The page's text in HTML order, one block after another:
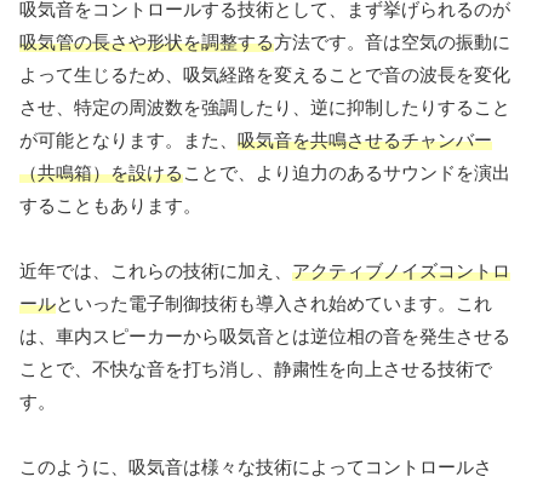
吸気音をコントロールする技術として、まず挙げられるのが
吸気管の長さや形状を調整する方法です。音は空気の振動に
よって生じるため、吸気経路を変えることで音の波長を変化
させ、特定の周波数を強調したり、逆に抑制したりすること
が可能となります。また、 吸気音を共鳴させるチャンバー
（共鳴箱）を設けることで、より迫力のあるサウンドを演出
することもあります。
近年では、これらの技術に加え、 アクティブノイズコントロ
ールといった電子制御技術も導入され始めています。これ
は、車内スピーカーから吸気音とは逆位相の音を発生させる
ことで、不快な音を打ち消し、静粛性を向上させる技術で
す。
このように、吸気音は様々な技術によってコントロールさ